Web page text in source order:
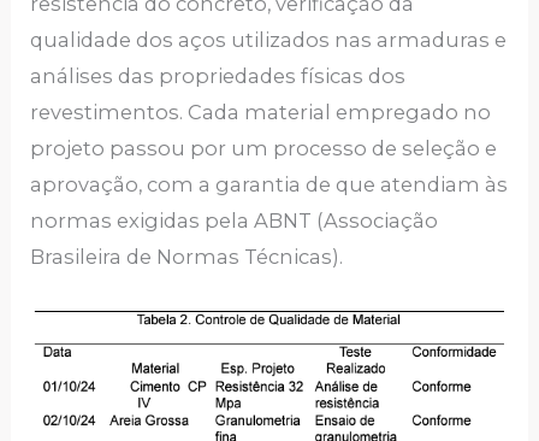
qualidade dos aços utilizados nas armaduras e
análises das propriedades físicas dos
revestimentos. Cada material empregado no
projeto passou por um processo de seleção e
aprovação, com a garantia de que atendiam às
normas exigidas pela ABNT (Associação
Brasileira de Normas Técnicas).